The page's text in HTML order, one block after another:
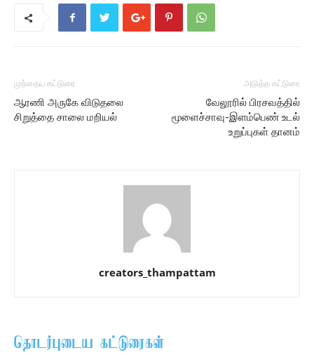
முந்தைய கட்டுரை
ஆரணி அருகே விடுதலை
சிறுத்தை சாலை மறியல்
அடுத்த கட்டுரை
வேலூரில் பிரசவத்தில்
மூளைச்சாவு-இளம்பெண் உடல்
உறுப்புகள் தானம்
creators_thampattam
தொடர்புடைய கட்டுரைகள்